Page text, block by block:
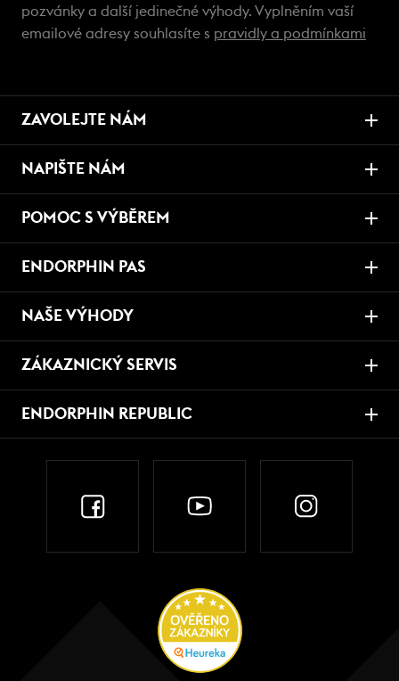
pozvánky a další jedinečné výhody. Vyplněním vaší
emailové adresy souhlasíte s pravidly a podmínkami
ZAVOLEJTE NÁM
NAPIŠTE NÁM
POMOC S VÝBĚREM
ENDORPHIN PAS
NAŠE VÝHODY
ZÁKAZNICKÝ SERVIS
ENDORPHIN REPUBLIC